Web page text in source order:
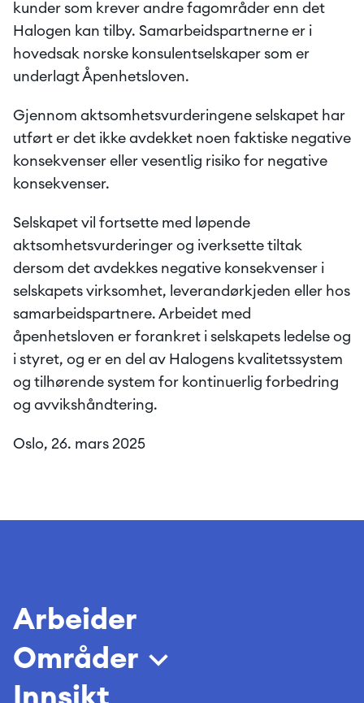
kunder som krever andre fagområder enn det
Halogen kan tilby. Samarbeidspartnerne er i
hovedsak norske konsulentselskaper som er
underlagt Åpenhetsloven.
Gjennom aktsomhetsvurderingene selskapet har
utført er det ikke avdekket noen faktiske negative
konsekvenser eller vesentlig risiko for negative
konsekvenser.
Selskapet vil fortsette med løpende
aktsomhetsvurderinger og iverksette tiltak
dersom det avdekkes negative konsekvenser i
selskapets virksomhet, leverandørkjeden eller hos
samarbeidspartnere. Arbeidet med
åpenhetsloven er forankret i selskapets ledelse og
i styret, og er en del av Halogens kvalitetssystem
og tilhørende system for kontinuerlig forbedring
og avvikshåndtering.
Oslo, 26. mars 2025
Områder
Arbeider